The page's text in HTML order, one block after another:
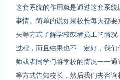
这套系统的作用就是通过这套系
事情。简单的说如果校长每天都
头等方式了解学校或者员工的情
过程，而且结果也不一定好，我
师或者同学们将学校的情况一一
等方式告知校长，然后我们去咨